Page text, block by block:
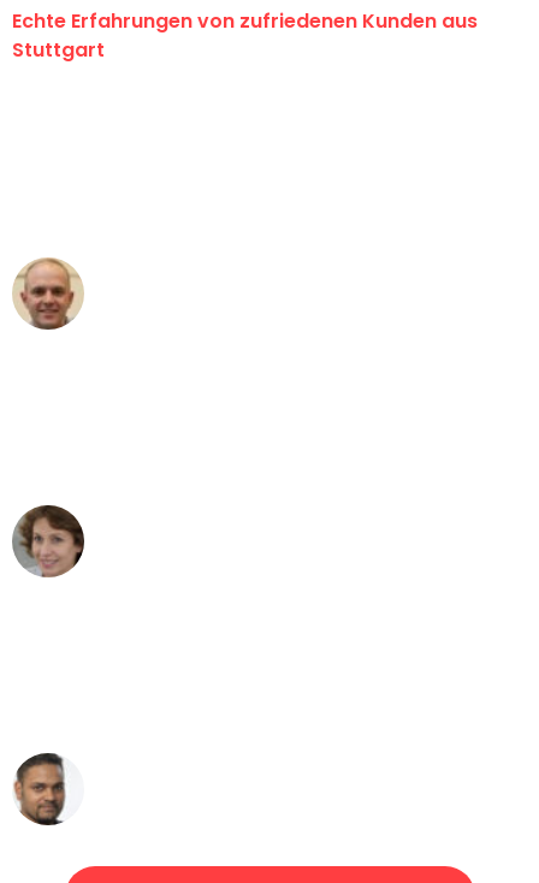
Echte Erfahrungen von zufriedenen Kunden aus
Stuttgart